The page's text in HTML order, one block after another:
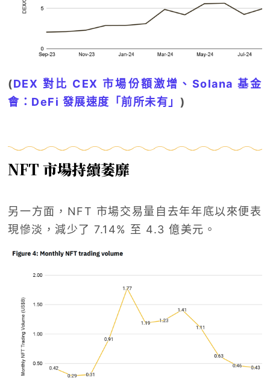
(DEX 對比 CEX 市場份額激增、Solana 基金
會：DeFi 發展速度「前所未有」 )
NFT 市場持續萎靡
另一方面，NFT 市場交易量自去年年底以來便表
現慘淡，減少了 7.14% 至 4.3 億美元。